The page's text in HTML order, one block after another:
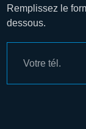
Remplissez le
dessous.